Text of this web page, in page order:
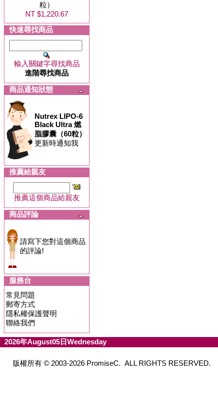
粒）
NT $1,220.67
快速尋找商品
輸入關鍵字尋找商品
進階尋找商品
商品通知狀態
Nutrex LIPO-6
Black Ultra 燃
脂膠囊（60粒）
更新時通知我
推薦給親友
推薦這個商品給親友
商品評論
請寫下您對這個商品
的評論!
服務台
常見問題
郵寄方式
隱私權保護聲明
聯絡我們
2026年August05日Wednesday
版權所有 © 2003-2026 PromiseC. ALL RIGHTS RESERVED.